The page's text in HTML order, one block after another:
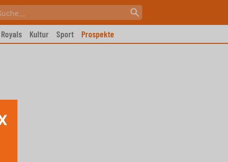
Kultur Sport Prospekte